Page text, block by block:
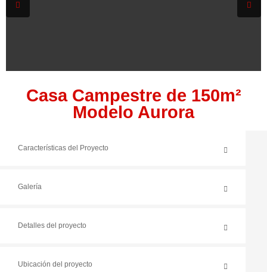
Casa Campestre de 150m²
Modelo Aurora
Características del Proyecto
Galería
Detalles del proyecto
Ubicación del proyecto